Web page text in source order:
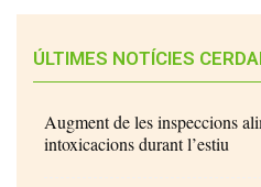
ÚLTIMES NOTÍCIES
Augment de les inspeccions
intoxicacions durant l’estiu